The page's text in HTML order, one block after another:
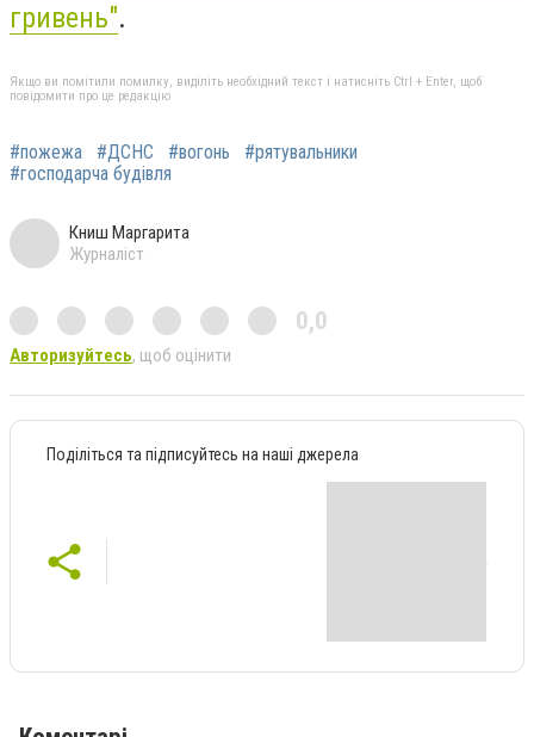
гривень".
Якщо ви помітили помилку, виділіть необхідний текст і натисніть Ctrl + Enter, щоб
повідомити про це редакцію
#пожежа #ДСНС #вогонь
#рятувальники
#господарча будівля
Книш Маргарита
Журналіст
0,0
Авторизуйтесь, щоб оцінити
Поділіться та підписуйтесь на наші джерела